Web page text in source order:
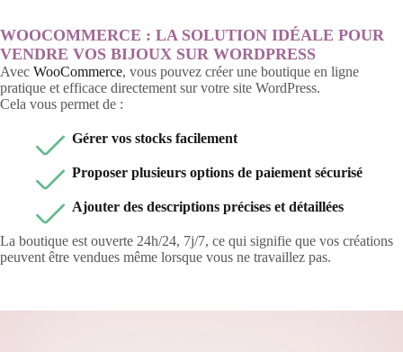
WOOCOMMERCE : LA SOLUTION IDÉALE POUR
VENDRE VOS BIJOUX SUR WORDPRESS
Avec WooCommerce, vous pouvez créer une boutique en ligne
pratique et efficace directement sur votre site WordPress.
Cela vous permet de :
Gérer vos stocks facilement
Proposer plusieurs options de paiement sécurisé
Ajouter des descriptions précises et détaillées
La boutique est ouverte 24h/24, 7j/7, ce qui signifie que vos créations
peuvent être vendues même lorsque vous ne travaillez pas.